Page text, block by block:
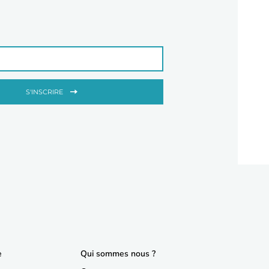
S'INSCRIRE
Qui sommes nous ?